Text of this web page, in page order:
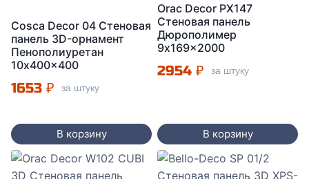
Cosca Decor 04 Стеновая
панель 3D-орнамент
Пенополиуретан
10x400x400
1653 ₽ за штуку
В корзину
Orac Decor PX147
Стеновая панель
Дюрополимер
9x169x2000
2954 ₽ за штуку
В корзину